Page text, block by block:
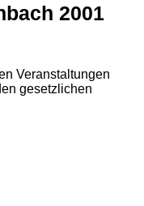
2001
Veranstaltungen
gesetzlichen